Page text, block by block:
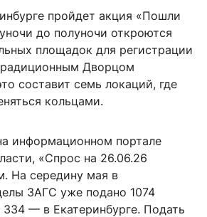
пройдет акция «Пошли
до полуночи откроются
площадок для регистрации
Дворцом
составит семь локаций, где
кольцами.
информационном портале
«Спрос на 26.06.26
На середину мая в
ЗАГС уже подано 1074
334 — в Екатеринбурге. Подать